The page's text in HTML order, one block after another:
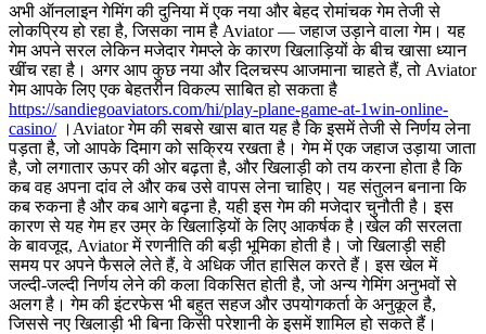
अभी ऑनलाइन गेमिंग की दुनिया में एक नया और बेहद रोमांचक गेम तेजी से
लोकप्रिय हो रहा है, जिसका नाम है Aviator — जहाज उड़ाने वाला गेम। यह
गेम अपने सरल लेकिन मजेदार गेमप्ले के कारण खिलाड़ियों के बीच खासा ध्यान
खींच रहा है। अगर आप कुछ नया और दिलचस्प आजमाना चाहते हैं, तो Aviator
गेम आपके लिए एक बेहतरीन विकल्प साबित हो सकता है
https://sandiegoaviators.com/hi/play-plane-game-at-1win-online-
casino/।Aviator गेम की सबसे खास बात यह है कि इसमें तेजी से निर्णय लेना
पड़ता है, जो आपके दिमाग को सक्रिय रखता है। गेम में एक जहाज उड़ाया जाता
है, जो लगातार ऊपर की ओर बढ़ता है, और खिलाड़ी को तय करना होता है कि
कब वह अपना दांव ले और कब उसे वापस लेना चाहिए। यह संतुलन बनाना कि
कब रुकना है और कब आगे बढ़ना है, यही इस गेम की मजेदार चुनौती है। इस
कारण से यह गेम हर उम्र के खिलाड़ियों के लिए आकर्षक है।खेल की सरलता
के बावजूद, Aviator में रणनीति की बड़ी भूमिका होती है। जो खिलाड़ी सही
समय पर अपने फैसले लेते हैं, वे अधिक जीत हासिल करते हैं। इस खेल में
जल्दी-जल्दी निर्णय लेने की कला विकसित होती है, जो अन्य गेमिंग अनुभवों से
अलग है। गेम की इंटरफेस भी बहुत सहज और उपयोगकर्ता के अनुकूल है,
जिससे नए खिलाड़ी भी बिना किसी परेशानी के इसमें शामिल हो सकते हैं।